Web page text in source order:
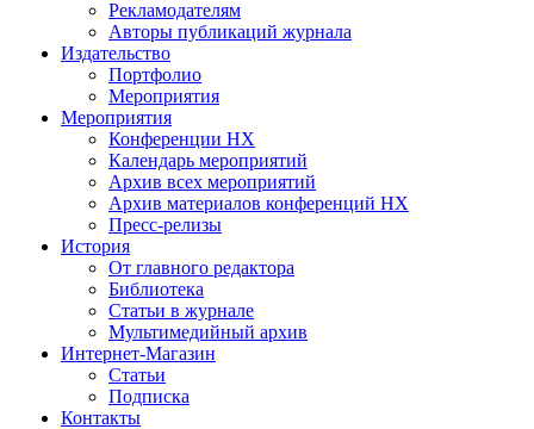
Рекламодателям
Авторы публикаций журнала
Издательство
Портфолио
Мероприятия
Мероприятия
Конференции НХ
Календарь мероприятий
Архив всех мероприятий
Архив материалов конференций НХ
Пресс-релизы
История
От главного редактора
Библиотека
Статьи в журнале
Мультимедийный архив
Интернет-Магазин
Статьи
Подписка
Контакты